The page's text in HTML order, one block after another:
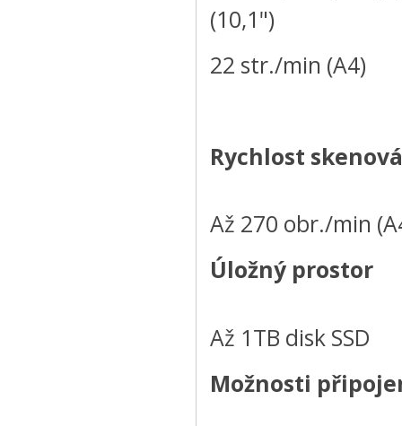
(10,1")
22 str./min (A4)
Rychlost
Až 270 obr./min
Úložný prostor
Až 1TB disk SSD
Možnosti